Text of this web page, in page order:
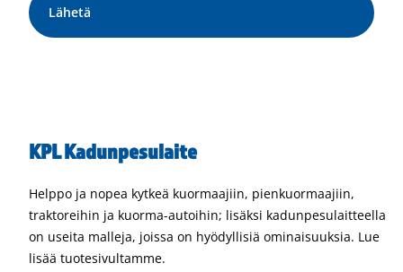
KPL Kadunpesulaite
Helppo ja nopea kytkeä kuormaajiin, pienkuormaajiin,
traktoreihin ja kuorma-autoihin; lisäksi kadunpesulaitteella
on useita malleja, joissa on hyödyllisiä ominaisuuksia. Lue
lisää tuotesivultamme.